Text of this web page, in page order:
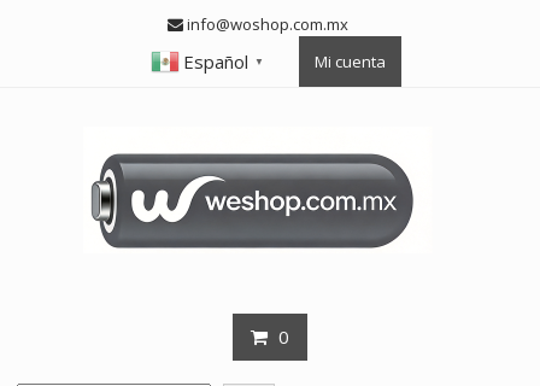
info@woshop.com.mx
Español ▼ Mi cuenta
0